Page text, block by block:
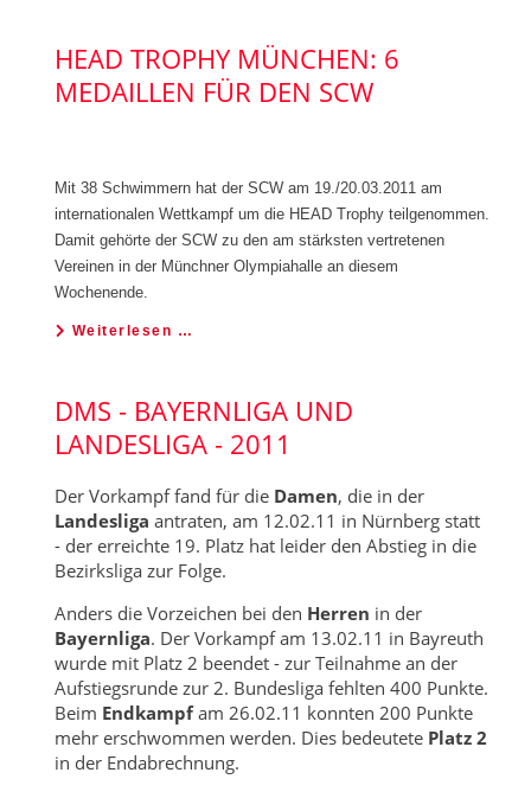
HEAD TROPHY MÜNCHEN: 6
MEDAILLEN FÜR DEN SCW
Mit 38 Schwimmern hat der SCW am 19./20.03.2011 am
internationalen Wettkampf um die HEAD Trophy teilgenommen.
Damit gehörte der SCW zu den am stärksten vertretenen
Vereinen in der Münchner Olympiahalle an diesem
Wochenende.
Weiterlesen …
DMS - BAYERNLIGA UND
LANDESLIGA - 2011
Der Vorkampf fand für dieDamen, die in der
Landesliga antraten, am 12.02.11 in Nürnberg statt
- der erreichte 19. Platz hat leider den Abstieg in die
Bezirksliga zur Folge.
Anders die Vorzeichen bei den Herren in der
Bayernliga. Der Vorkampf am 13.02.11 in Bayreuth
wurde mit Platz 2 beendet - zur Teilnahme an der
Aufstiegsrunde zur 2. Bundesliga fehlten 400 Punkte.
Beim Endkampfam 26.02.11 konnten 200 Punkte
mehr erschwommen werden. Dies bedeutete Platz 2
in der Endabrechnung.